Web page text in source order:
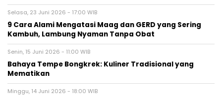
Selasa, 23 Juni 2026 - 17:00 WIB
9 Cara Alami Mengatasi Maag dan GERD yang Sering
Kambuh, Lambung Nyaman Tanpa Obat
Senin, 15 Juni 2026 - 11:00 WIB
Bahaya Tempe Bongkrek: Kuliner Tradisional yang
Mematikan
Minggu, 14 Juni 2026 - 18:00 WIB